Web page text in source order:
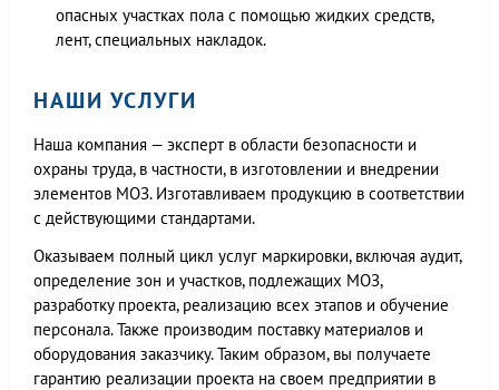
опасных участках пола с помощью жидких средств,
лент, специальных накладок.
НАШИ УСЛУГИ
Наша компания — эксперт в области безопасности и
охраны труда, в частности, в изготовлении и внедрении
элементов МОЗ. Изготавливаем продукцию в соответствии
с действующими стандартами.
Оказываем полный цикл услуг маркировки, включая аудит,
определение зон и участков, подлежащих МОЗ,
разработку проекта, реализацию всех этапов и обучение
персонала. Также производим поставку материалов и
оборудования заказчику. Таким образом, вы получаете
гарантию реализации проекта на своем предприятии в